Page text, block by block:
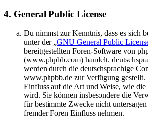
4. General Public License
Du nimmst zur Kenntnis, dass es sich
unter der „GNU General Public
bereitgestellten Foren-Software von
(www.phpbb.com) handelt;
werden durch die deutschsprachige
www.phpbb.de zur Verfügung gestellt.
Einfluss auf die Art und Weise, wie
wird. Sie können insbesondere die
für bestimmte Zwecke nicht
fremder Foren Einfluss nehmen.